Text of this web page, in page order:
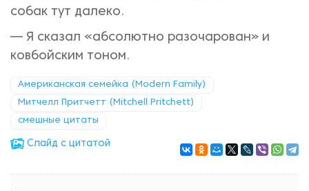
собак тут далеко.
— Я сказал «абсолютно разочарован» и
ковбойским тоном.
Американская семейка (Modern Family)
Митчелл Притчетт (Mitchell Pritchett)
смешные цитаты
Cлайд с цитатой